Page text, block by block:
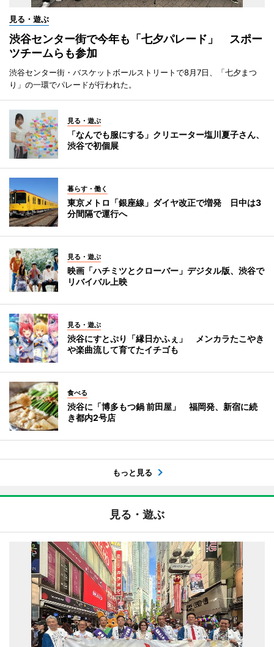
見る・遊ぶ
渋谷センター街で今年も「七夕パレード」 スポー
ツチームらも参加
渋谷センター街・バスケットボールストリートで8月7日、「七夕まつ
り」の一環でパレードが行われた。
見る・遊ぶ
「なんでも服にする」クリエーター塩川夏子さん、
渋谷で初個展
暮らす・働く
東京メトロ「銀座線」ダイヤ改正で増発 日中は3
分間隔で運行へ
見る・遊ぶ
映画「ハチミツとクローバー」デジタル版、渋谷で
リバイバル上映
見る・遊ぶ
渋谷にすとぷり「縁日かふぇ」 メンカラたこやき
や楽曲流して育てたイチゴも
食べる
渋谷に「博多もつ鍋 前田屋」 福岡発、新宿に続
き都内2号店
もっと見る
見る・遊ぶ